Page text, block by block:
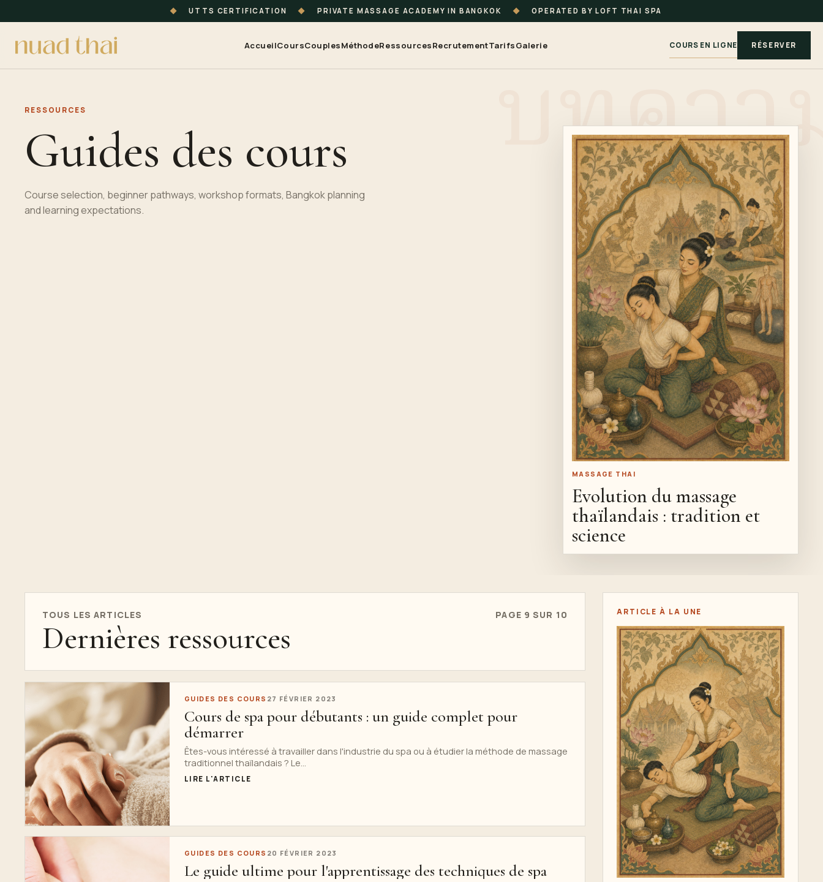
◆ UTTS CERTIFICATION ◆ PRIVATE MASSAGE ACADEMY IN BANGKOK ◆ OPERATED BY LOFT THAI SPA
AccueilCoursCouplesMéthodeRessourcesRecrutementTarifsGalerie COURS EN LIGNE RÉSERVER
RESSOURCES
Guides des cours
Course selection, beginner pathways, workshop formats, Bangkok planning
and learning expectations.
MASSAGE THAI
Evolution du massage
thaïlandais : tradition et
science
TOUS LES ARTICLES
Dernières ressources
PAGE 9 SUR 10
GUIDES DES COURS 27 FÉVRIER 2023
Cours de spa pour débutants : un guide complet pour
démarrer
Êtes-vous intéressé à travailler dans l'industrie du spa ou à étudier la méthode de massage
traditionnel thaïlandais ? Le...
LIRE L'ARTICLE
GUIDES DES COURS 20 FÉVRIER 2023
Le guide ultime pour l'apprentissage des techniques de spa
ARTICLE À LA UNE